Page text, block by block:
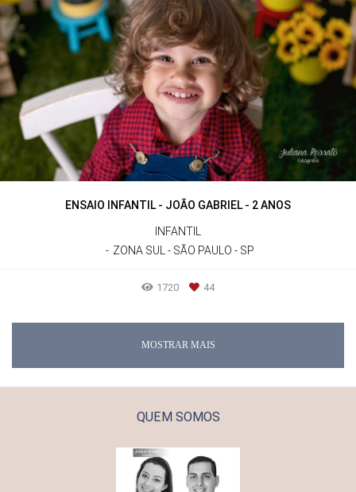
ENSAIO INFANTIL - JOÃO GABRIEL - 2 ANOS
INFANTIL
ZONA SUL - SÃO PAULO - SP
1720 44
MOSTRAR MAIS
QUEM SOMOS